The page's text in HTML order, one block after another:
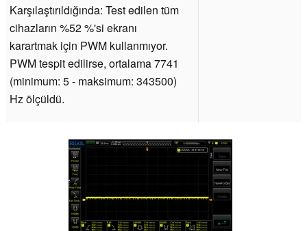
Karşılaştırıldığında: Test edilen tüm
cihazların %52 %'si ekranı
karartmak için PWM kullanmıyor.
PWM tespit edilirse, ortalama 7741
(minimum: 5 - maksimum: 343500)
Hz ölçüldü.